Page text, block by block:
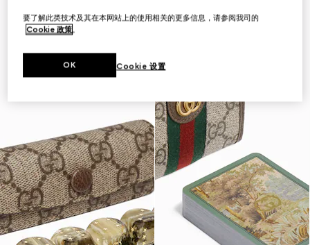
要了解此类技术及其在本网站上的使用相关的更多信息，请参阅我司的
Cookie 政策。
Cookie 设置
OK